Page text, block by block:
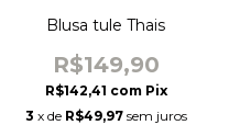
Blusa tule Thais
R$149,90
R$142,41 com Pix
3 x de R$49,97 sem juros